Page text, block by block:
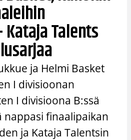
Talents
ja Helmi Basket
I divisioonan
I divisioona B:ssä
nappasi finaalipaikan
ja Kataja Talentsin